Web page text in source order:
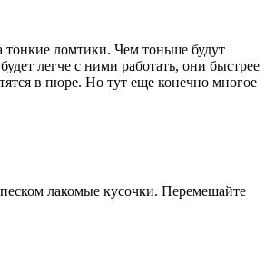
тонкие ломтики. Чем тоньше будут
легче с ними работать, они быстрее
в пюре. Но тут еще конечно многое
лакомые кусочки. Перемешайте